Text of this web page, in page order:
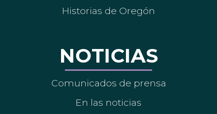
Historias de Oregón
NOTICIAS
Comunicados de prensa
En las noticias